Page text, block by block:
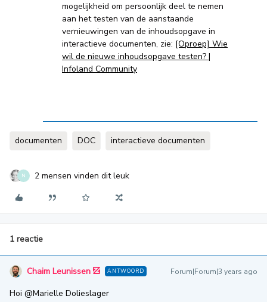
mogelijkheid om persoonlijk deel te nemen
aan het testen van de aanstaande
vernieuwingen van de inhoudsopgave in
interactieve documenten, zie: [Oproep] Wie
wil de nieuwe inhoudsopgave testen? |
Infoland Community
documenten DOC interactieve documenten
N 2 mensen vinden dit leuk
1 reactie
Chaim Leunissen ANTWOORD Forum|Forum|3 years ago
Hoi @Marielle Dolieslager